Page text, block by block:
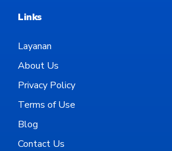
Links
Layanan
About Us
Privacy Policy
Terms of Use
Blog
Contact Us